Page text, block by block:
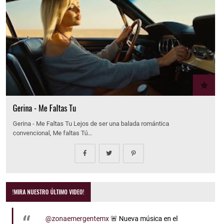
Gerina - Me Faltas Tu
Gerina - Me Faltas Tu Lejos de ser una balada romántica
convencional, Me faltas Tú…
!MIRA NUESTRO ÚLTIMO VIDEO!
@zonaemergentemx🚨 Nueva música en el